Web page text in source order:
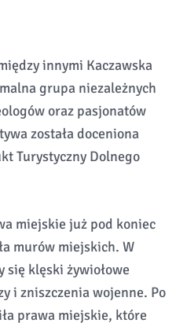
innymi Kaczawska
grupa niezależnych
oraz pasjonatów
została doceniona
Turystyczny Dolnego
miejskie już pod koniec
murów miejskich. W
się klęski żywiołowe
i zniszczenia wojenne. Po
prawa miejskie, które